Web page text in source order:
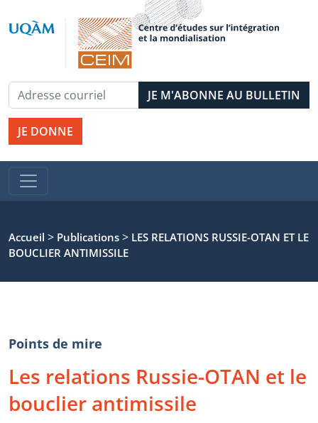
JE DONNE
Accueil > Publications > LES RELATIONS RUSSIE-OTAN ET LE
BOUCLIER ANTIMISSILE
Points de mire
Les relations Russie-OTAN et le
bouclier antimissile